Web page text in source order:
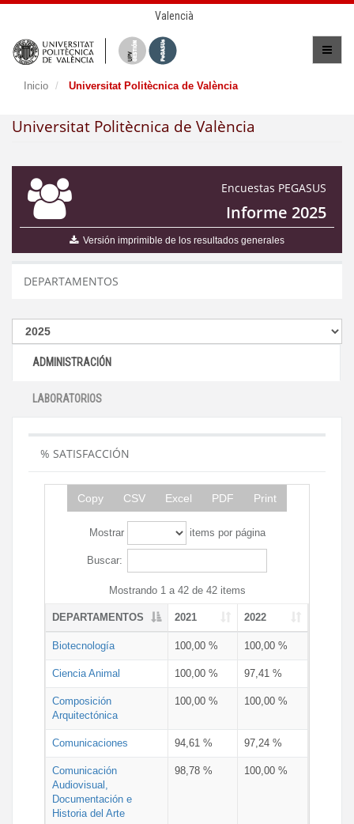
Valencià
Inicio Universitat Politècnica de València
Universitat Politècnica de València
Encuestas PEGASUS
Informe 2025
Versión imprimible de los resultados generales
DEPARTAMENTOS
ADMINISTRACIÓN
LABORATORIOS
% SATISFACCIÓN
Copy CSV Excel PDF Print
Mostrar items por página
Buscar:
Mostrando 1 a 42 de 42 items
DEPARTAMENTOS 2021 2022
Biotecnología 100,00 % 100,00 %
Ciencia Animal 100,00 % 97,41 %
Composición
Arquitectónica
100,00 % 100,00 %
Comunicaciones 94,61 % 97,24 %
Comunicación
Audiovisual,
Documentación e
Historia del Arte
98,78 % 100,00 %